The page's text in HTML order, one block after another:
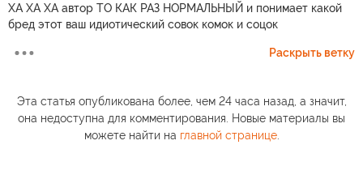
ХА ХА ХА автор ТО КАК РАЗ НОРМАЛЬНЫЙ и понимает какой
бред этот ваш идиотический совок комок и соцок
Раскрыть ветку
Эта статья опубликована более, чем 24 часа назад, а значит,
она недоступна для комментирования. Новые материалы вы
можете найти на главной странице.